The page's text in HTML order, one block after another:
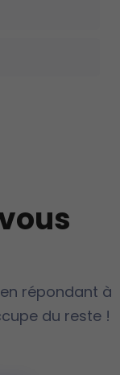
répondant à
du reste !